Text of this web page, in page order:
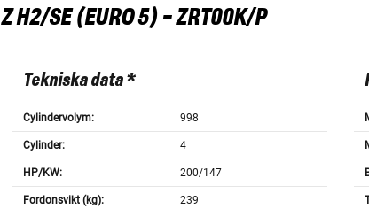
Z H2/SE (EURO 5) - ZRT00K/P
Tekniska data *
Cylindervolym: 998
Cylinder: 4
HP/KW: 200/147
Fordonsvikt (kg): 239